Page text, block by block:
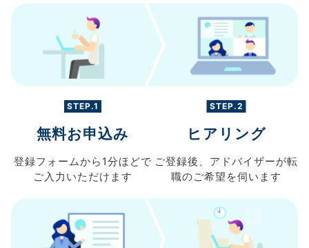
STEP.1
無料お申込み
登録フォームから 1分ほどで
ご入力 いただけます
STEP.2
ヒアリング
ご登録後、 アドバイザーが転
職のご希望を伺います